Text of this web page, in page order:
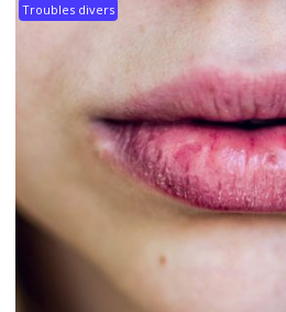
Troubles divers